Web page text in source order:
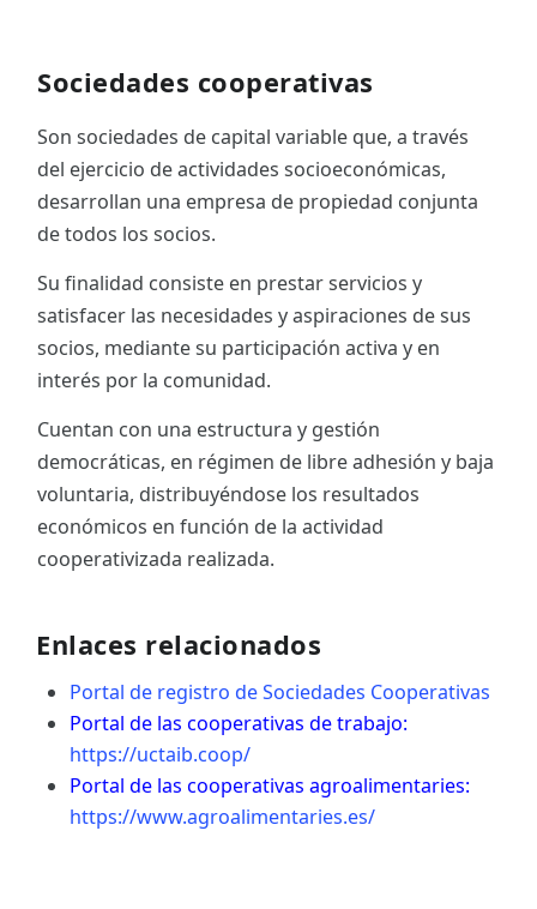
Sociedades cooperativas
Son sociedades de capital variable que, a través
del ejercicio de actividades socioeconómicas,
desarrollan una empresa de propiedad conjunta
de todos los socios.
Su finalidad consiste en prestar servicios y
satisfacer las necesidades y aspiraciones de sus
socios, mediante su participación activa y en
interés por la comunidad.
Cuentan con una estructura y gestión
democráticas, en régimen de libre adhesión y baja
voluntaria, distribuyéndose los resultados
económicos en función de la actividad
cooperativizada realizada.
Enlaces relacionados
Portal de registro de Sociedades Cooperativas
Portal de las cooperativas de trabajo:
https://uctaib.coop/
Portal de las cooperativas agroalimentaries:
https://www.agroalimentaries.es/